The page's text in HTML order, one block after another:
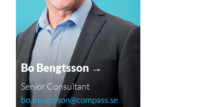
Bo Bengtsson →
Senior Consultant
bo.bengtsson@compass.se